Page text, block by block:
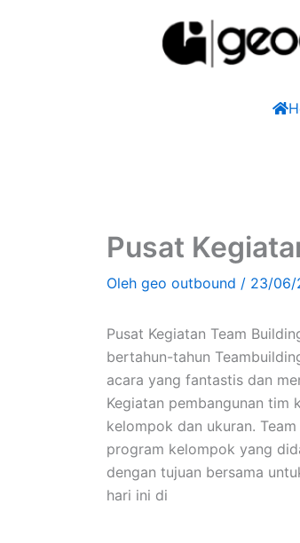
Pusat
Oleh geo outbound / 23/06/
Pusat Kegiatan Team
bertahun-tahun
acara yang fantastis dan
Kegiatan pembangunan tim
kelompok dan ukuran.
program kelompok yang
dengan tujuan bersama
hari ini di